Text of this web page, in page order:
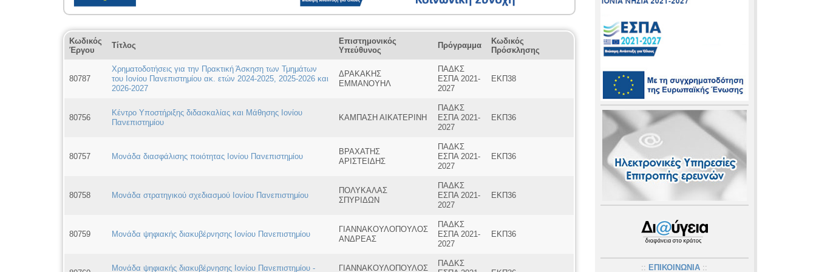
Κωδικός
Έργου
Τίτλος
Επιστημονικός
Υπεύθυνος
Πρόγραμμα
Κωδικός
Πρόσκλησης
80787
Χρηματοδοτήσεις για την Πρακτική Άσκηση των Τμημάτων
του Ιονίου Πανεπιστημίου ακ. ετών 2024-2025, 2025-2026 και
2026-2027
ΔΡΑΚΑΚΗΣ
ΕΜΜΑΝΟΥΗΛ
ΠΑΔΚΣ
ΕΣΠΑ 2021-
2027
ΕΚΠ38
80756
Κέντρο Υποστήριξης διδασκαλίας και Μάθησης Ιονίου
Πανεπιστημίου
ΚΑΜΠΑΣΗ ΑΙΚΑΤΕΡΙΝΗ
ΠΑΔΚΣ
ΕΣΠΑ 2021-
2027
ΕΚΠ36
80757 Μονάδα διασφάλισης ποιότητας Ιονίου Πανεπιστημίου
ΒΡΑΧΑΤΗΣ
ΑΡΙΣΤΕΙΔΗΣ
ΠΑΔΚΣ
ΕΣΠΑ 2021-
2027
ΕΚΠ36
80758 Μονάδα στρατηγικού σχεδιασμού Ιονίου Πανεπιστημίου
ΠΟΛΥΚΑΛΑΣ
ΣΠΥΡΙΔΩΝ
ΠΑΔΚΣ
ΕΣΠΑ 2021-
2027
ΕΚΠ36
80759 Μονάδα ψηφιακής διακυβέρνησης Ιονίου Πανεπιστημίου
ΓΙΑΝΝΑΚΟΥΛΟΠΟΥΛΟΣ
ΑΝΔΡΕΑΣ
ΠΑΔΚΣ
ΕΣΠΑ 2021-
2027
ΕΚΠ36
Μονάδα ψηφιακής διακυβέρνησης Ιονίου Πανεπιστημίου - ΓΙΑΝΝΑΚΟΥΛΟΠΟΥΛΟΣ
ΠΑΔΚΣ
:: ΕΠΙΚΟΙΝΩΝΙΑ ::